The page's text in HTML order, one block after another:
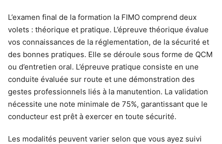
L’examen final de la formation la FIMO comprend deux
volets : théorique et pratique. L’épreuve théorique évalue
vos connaissances de la réglementation, de la sécurité et
des bonnes pratiques. Elle se déroule sous forme de QCM
ou d’entretien oral. L’épreuve pratique consiste en une
conduite évaluée sur route et une démonstration des
gestes professionnels liés à la manutention. La validation
nécessite une note minimale de 75%, garantissant que le
conducteur est prêt à exercer en toute sécurité.
Les modalités peuvent varier selon que vous ayez suivi